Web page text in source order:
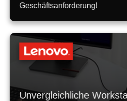
Geschäftsanforderung!
Unvergleichliche